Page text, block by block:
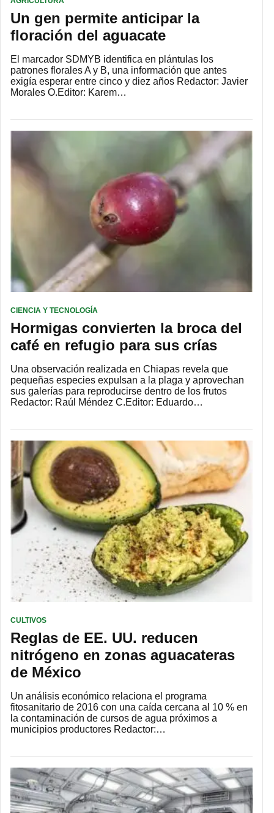
Un gen permite anticipar la
floración del aguacate
El marcador SDMYB identifica en plántulas los
patrones florales A y B, una información que antes
exigía esperar entre cinco y diez años Redactor: Javier
Morales O.Editor: Karem…
CIENCIA Y TECNOLOGÍA
Hormigas convierten la broca del
café en refugio para sus crías
Una observación realizada en Chiapas revela que
pequeñas especies expulsan a la plaga y aprovechan
sus galerías para reproducirse dentro de los frutos
Redactor: Raúl Méndez C.Editor: Eduardo…
CULTIVOS
Reglas de EE. UU. reducen
nitrógeno en zonas aguacateras
de México
Un análisis económico relaciona el programa
fitosanitario de 2016 con una caída cercana al 10 % en
la contaminación de cursos de agua próximos a
municipios productores Redactor:…